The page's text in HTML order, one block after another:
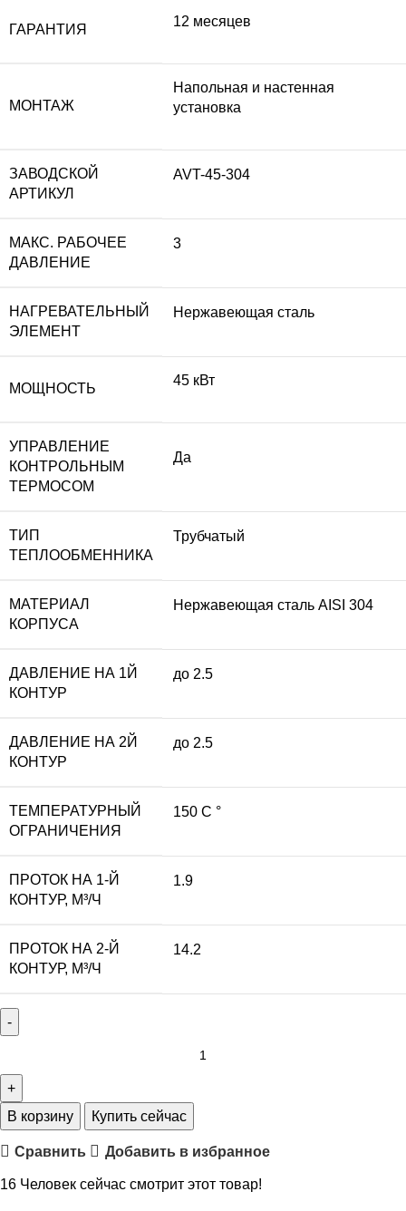
ГАРАНТИЯ
12 месяцев
МОНТАЖ
Напольная и настенная
установка
ЗАВОДСКОЙ
АРТИКУЛ
AVT-45-304
МАКС. РАБОЧЕЕ
ДАВЛЕНИЕ
3
НАГРЕВАТЕЛЬНЫЙ
ЭЛЕМЕНТ
Нержавеющая сталь
МОЩНОСТЬ
45 кВт
УПРАВЛЕНИЕ
КОНТРОЛЬНЫМ
ТЕРМОСОМ
Да
ТИП
ТЕПЛООБМЕННИКА
Трубчатый
МАТЕРИАЛ
КОРПУСА
Нержавеющая сталь AISI 304
ДАВЛЕНИЕ НА 1Й
КОНТУР
до 2.5
ДАВЛЕНИЕ НА 2Й
КОНТУР
до 2.5
ТЕМПЕРАТУРНЫЙ
ОГРАНИЧЕНИЯ
150 С °
ПРОТОК НА 1-Й
КОНТУР, М³/Ч
1.9
ПРОТОК НА 2-Й
КОНТУР, М³/Ч
14.2
В корзину Купить сейчас
Сравнить Добавить в избранное
16 Человек сейчас смотрит этот товар!